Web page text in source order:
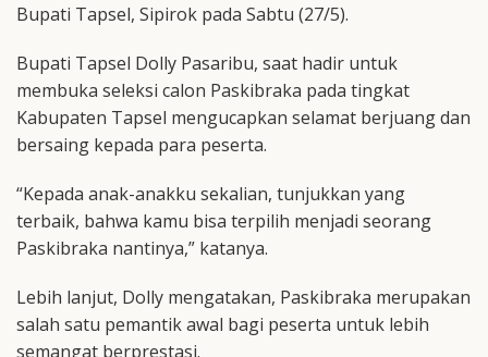
Bupati Tapsel, Sipirok pada Sabtu (27/5).
Bupati Tapsel Dolly Pasaribu, saat hadir untuk
membuka seleksi calon Paskibraka pada tingkat
Kabupaten Tapsel mengucapkan selamat berjuang dan
bersaing kepada para peserta.
“Kepada anak-anakku sekalian, tunjukkan yang
terbaik, bahwa kamu bisa terpilih menjadi seorang
Paskibraka nantinya,” katanya.
Lebih lanjut, Dolly mengatakan, Paskibraka merupakan
salah satu pemantik awal bagi peserta untuk lebih
semangat berprestasi.